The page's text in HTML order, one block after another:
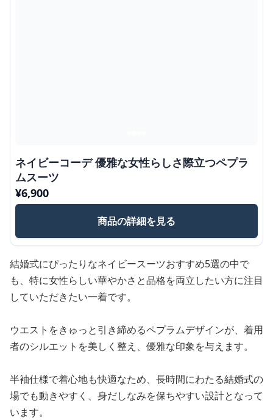
ネイビーコーデ 優雅な女性らしさ際立つペプラ
ムスーツ
¥6,900
商品の詳細を見る
結婚式にぴったりなネイビースーツおすすめ5選の中で
も、特に女性らしい華やかさと品格を両立したい方に注目
していただきたい一着です。
ウエストをきゅっと引き締めるペプラムデザインが、着用
者のシルエットを美しく整え、優雅な印象を与えます。
半袖仕様で着心地も快適なため、長時間にわたる結婚式の
場でも動きやすく、身だしなみを保ちやすい設計となって
います。